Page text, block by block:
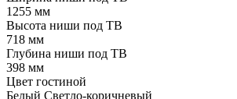
1255 мм
Высота ниши под ТВ
718 мм
Глубина ниши под ТВ
398 мм
Цвет гостиной
Белый Светло-коричневый